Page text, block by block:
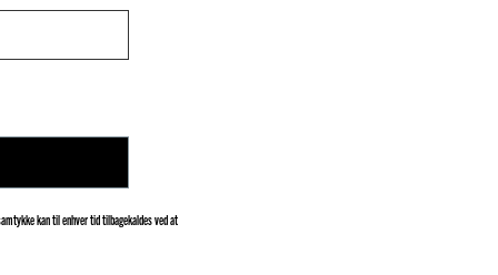
kan til enhver tid tilbagekaldes ved at